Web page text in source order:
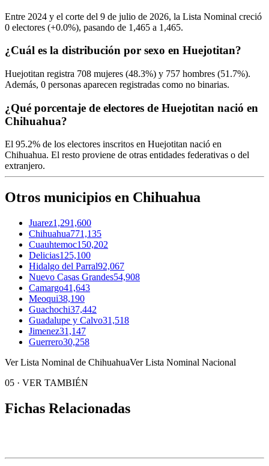
Entre 2024 y el corte del 9 de julio de 2026, la Lista Nominal creció
0 electores (+0.0%), pasando de 1,465 a 1,465.
¿Cuál es la distribución por sexo en Huejotitan?
Huejotitan registra 708 mujeres (48.3%) y 757 hombres (51.7%).
Además, 0 personas aparecen registradas como no binarias.
¿Qué porcentaje de electores de Huejotitan nació en
Chihuahua?
El 95.2% de los electores inscritos en Huejotitan nació en
Chihuahua. El resto proviene de otras entidades federativas o del
extranjero.
Otros municipios en Chihuahua
Juarez1,291,600
Chihuahua771,135
Cuauhtemoc150,202
Delicias125,100
Hidalgo del Parral92,067
Nuevo Casas Grandes54,908
Camargo41,643
Meoqui38,190
Guachochi37,442
Guadalupe y Calvo31,518
Jimenez31,147
Guerrero30,258
Ver Lista Nominal de ChihuahuaVer Lista Nominal Nacional
05 · VER TAMBIÉN
Fichas Relacionadas